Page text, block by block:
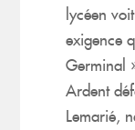
lycéen
exigence
Germinal
Ardent
Lemarié,